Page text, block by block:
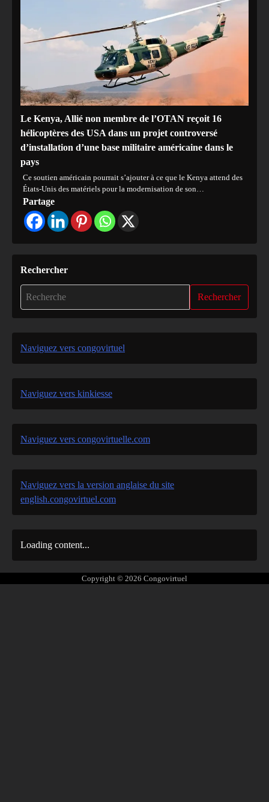
Le Kenya, Allié non membre de l’OTAN reçoit 16
hélicoptères des USA dans un projet controversé
d’installation d’une base militaire américaine dans le
pays
Ce soutien américain pourrait s’ajouter à ce que le Kenya attend des
États-Unis des matériels pour la modernisation de son…
Partage
Rechercher
Rechercher
Naviguez vers congovirtuel
Naviguez vers kinkiesse
Naviguez vers congovirtuelle.com
Naviguez vers la version anglaise du site
english.congovirtuel.com
Loading content...
Copyright © 2026 Congovirtuel